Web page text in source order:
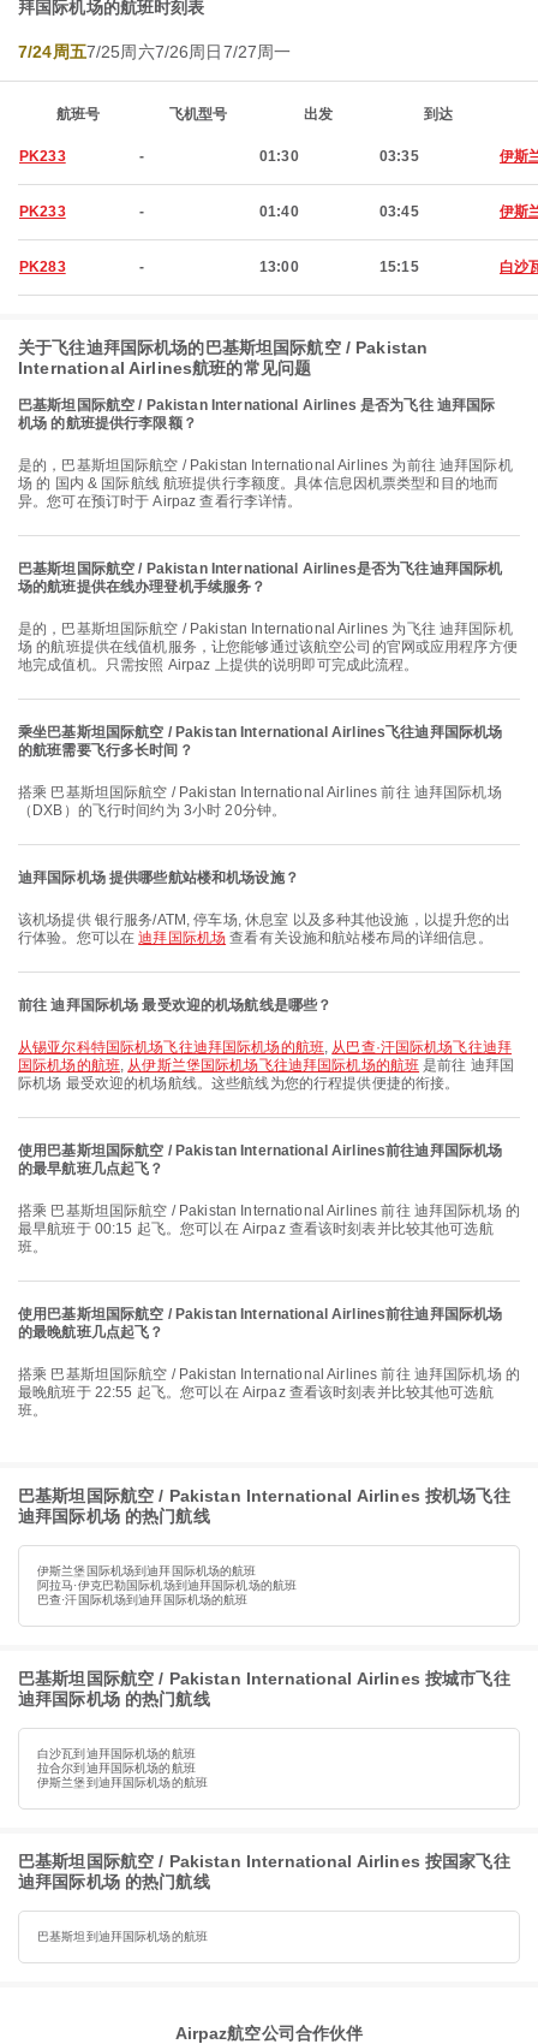
拜国际机场的航班时刻表
7/24周五7/25周六7/26周日7/27周一
航班号 飞机型号 出发 到达
PK233 - 01:30 03:35 伊斯
PK233 - 01:40 03:45 伊斯
PK283 - 13:00 15:15 白沙
关于飞往迪拜国际机场的巴基斯坦国际航空 / Pakistan
International Airlines航班的常见问题
巴基斯坦国际航空 / Pakistan International Airlines 是否为飞往 迪拜国际
机场 的航班提供行李限额？
是的，巴基斯坦国际航空 / Pakistan International Airlines 为前往 迪拜国际机
场 的 国内 & 国际航线 航班提供行李额度。具体信息因机票类型和目的地而
异。您可在预订时于 Airpaz 查看行李详情。
巴基斯坦国际航空 / Pakistan International Airlines是否为飞往迪拜国际机
场的航班提供在线办理登机手续服务？
是的，巴基斯坦国际航空 / Pakistan International Airlines 为飞往 迪拜国际机
场 的航班提供在线值机服务，让您能够通过该航空公司的官网或应用程序方便
地完成值机。只需按照 Airpaz 上提供的说明即可完成此流程。
乘坐巴基斯坦国际航空 / Pakistan International Airlines飞往迪拜国际机场
的航班需要飞行多长时间？
搭乘 巴基斯坦国际航空 / Pakistan International Airlines 前往 迪拜国际机场
（DXB）的飞行时间约为 3小时 20分钟。
迪拜国际机场 提供哪些航站楼和机场设施？
该机场提供 银行服务/ATM, 停车场, 休息室 以及多种其他设施，以提升您的出
行体验。您可以在迪拜国际机场 查看有关设施和航站楼布局的详细信息。
前往 迪拜国际机场 最受欢迎的机场航线是哪些？
从锡亚尔科特国际机场飞往迪拜国际机场的航班, 从巴查·汗国际机场飞往迪拜
国际机场的航班, 从伊斯兰堡国际机场飞往迪拜国际机场的航班 是前往 迪拜国
际机场 最受欢迎的机场航线。这些航线为您的行程提供便捷的衔接。
使用巴基斯坦国际航空 / Pakistan International Airlines前往迪拜国际机场
的最早航班几点起飞？
搭乘 巴基斯坦国际航空 / Pakistan International Airlines 前往 迪拜国际机场 的
最早航班于 00:15 起飞。您可以在 Airpaz 查看该时刻表并比较其他可选航
班。
使用巴基斯坦国际航空 / Pakistan International Airlines前往迪拜国际机场
的最晚航班几点起飞？
搭乘 巴基斯坦国际航空 / Pakistan International Airlines 前往 迪拜国际机场 的
最晚航班于 22:55 起飞。您可以在 Airpaz 查看该时刻表并比较其他可选航
班。
巴基斯坦国际航空 / Pakistan International Airlines 按机场飞往
迪拜国际机场 的热门航线
伊斯兰堡国际机场到迪拜国际机场的航班
阿拉马·伊克巴勒国际机场到迪拜国际机场的航班
巴查·汗国际机场到迪拜国际机场的航班
巴基斯坦国际航空 / Pakistan International Airlines 按城市飞往
迪拜国际机场 的热门航线
白沙瓦到迪拜国际机场的航班
拉合尔到迪拜国际机场的航班
伊斯兰堡到迪拜国际机场的航班
巴基斯坦国际航空 / Pakistan International Airlines 按国家飞往
迪拜国际机场 的热门航线
巴基斯坦到迪拜国际机场的航班
Airpaz航空公司合作伙伴